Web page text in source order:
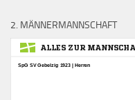
2. MÄNNERMANNSCHAFT